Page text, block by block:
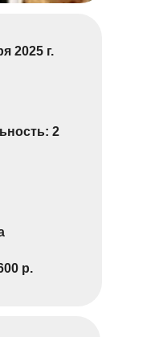
2025 г.
2
р.